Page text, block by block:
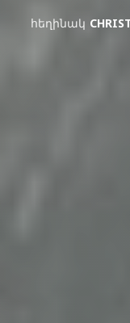
հեղինակ